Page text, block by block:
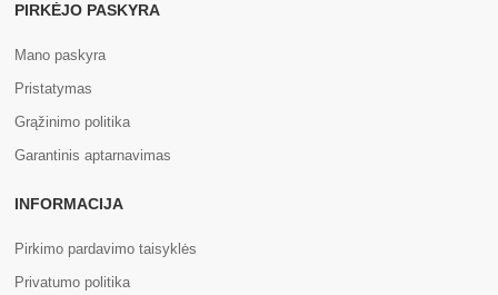
PIRKĖJO PASKYRA
Mano paskyra
Pristatymas
Grąžinimo politika
Garantinis aptarnavimas
INFORMACIJA
Pirkimo pardavimo taisyklės
Privatumo politika